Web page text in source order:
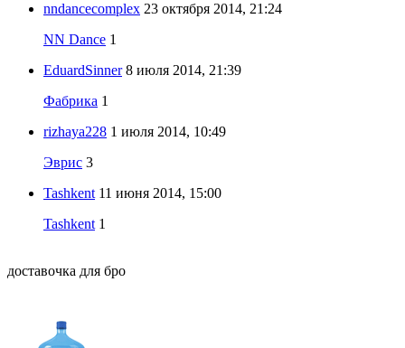
nndancecomplex 23 октября 2014, 21:24
NN Dance 1
EduardSinner 8 июля 2014, 21:39
Фабрика 1
rizhaya228 1 июля 2014, 10:49
Эврис 3
Tashkent 11 июня 2014, 15:00
Tashkent 1
доставочка для бро